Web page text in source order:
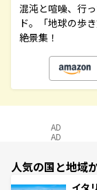
混沌と喧噪、行
ド。「地球の歩
絶景集！
AD
AD
人気の国と地域
イタ